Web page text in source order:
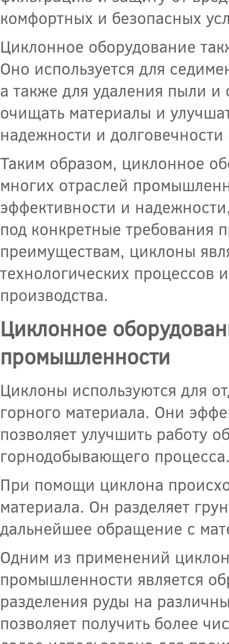
комфортных и безопасных
Циклонное оборудование
Оно используется для
а также для удаления пыли
очищать материалы и
надежности и
Таким образом, циклонное
многих отраслей
эффективности и
под конкретные требования
преимуществам, циклоны
технологических процессов
производства.
Циклонное
промышленности
Циклоны используются для
горного материала. Они
позволяет улучшить работу
горнодобывающего
При помощи циклона
материала. Он разделяет
дальнейшее обращение с
Одним из применений
промышленности является
разделения руды на
позволяет получить более